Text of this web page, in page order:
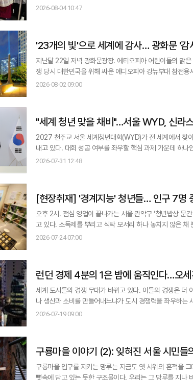
사가 아니다. 가톨릭 신자뿐 아니라 일반 시민과 외국인 관
2026-08-04 10:47
'23개의 빛'으로 세계에 감사… 광화문 '감
지난달 22일 저녁 광화문광장. 에티오피아 어린이들의 맑
쟁 당시 대한민국을 위해 싸운 에디오피아 강뉴부대 참전용사들의 손자·손녀 세대
쟁 참전 22개국을 상징하는 23개의 빛기둥이 광장을 환하
2026-08-02 09:00
"세계 청년 맞을 채비"…서울 WYD, 신라
2027 천주교 서울 세계청년대회(WYD)가 전 세계에서 찾
내고 있다. 대회 성공 여부를 좌우할 핵심 과제 가운데 하
면서 국제행사 운영 기반을 하나씩 갖춰가는 모습이다. 2027 서울 세계청년대회 조직위(위원장 정순택 대주교)는 지난 30
2026-07-31 12:48
[현장취재] '경계지능' 청년들… 인
오후 2시. 점심 영업이 끝나가는 서울 관악구 ‘청년밥상 문
고 있다. 소독제를 뿌리고 식탁 모서리 하나 놓치지 않은 채 분주히 훔쳐낸다. “손님들이 오시는
야 마음이 편해요.” 김지우씨(27)는 곁눈질로 손님들의 식사 상황을 살피며 주문을 주방에 전달하고, 사용한 앞치마도 꼼꼼
2026-07-24 07:00
런던 경제 4분의 1은 밤에 움직인다…오
세계 도시들의 경쟁 무대가 바뀌고 있다. 이들의 경쟁은 더
나 생산과 소비를 만들어내느냐가 도시 경쟁력을 좌우하는 새로운 기준이 되고 있다.
이 밤에 움직인다. 시드니는 '24시간 경제 전략'을 국가 차
2026-07-19 09:00
구룡마을 이야기 (2): 잊혀진 서울 시민들
구룡마을 입구를 지키는 망루는 지금도 옛 시위의 흔적을
뼛속에 담고 있는 듯한 구조물이다. 우리는 그 망루를 지나 비포장 도로를 몇 분간 오른 끝에, 처음으로 마을 안으로 들어설